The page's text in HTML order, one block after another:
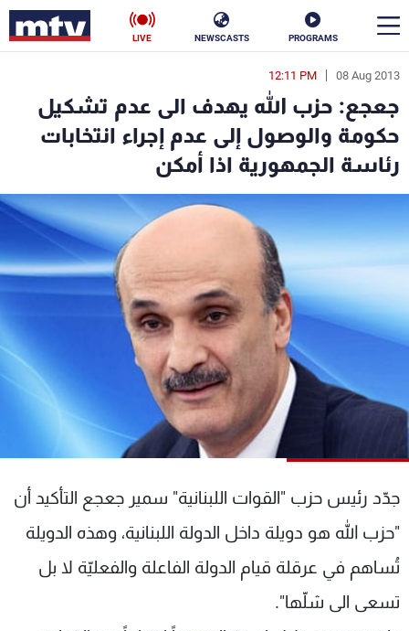
PROGRAMS
NEWSCASTS
LIVE
08 Aug 2013
12:11 PM
جعجع: حزب الله يهدف الى عدم تشكيل
حكومة والوصول إلى عدم إجراء انتخابات
رئاسة الجمهورية اذا أمكن
جدّد رئيس حزب "القوات اللبنانية" سمير جعجع التأكيد أن
"حزب الله هو دويلة داخل الدولة اللبنانية، وهذه الدويلة
تُساهم في عرقلة قيام الدولة الفاعلة والفعليّة لا بل
تسعى الى شلّها".
en
الأخبار
سياسة ناس
فن
منوعات
كأس العالم
جدول البرامج
الترددات
الإنـتـاج
تواصل معنا
سياسة الخصوصية